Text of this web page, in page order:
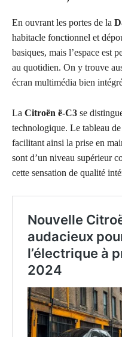
En ouvrant les portes de la
habitacle fonctionnel et
basiques, mais l’espace est
au quotidien. On y trouve
écran multimédia bien
La Citroën ë-C3 se
technologique. Le tableau
facilitant ainsi la prise en
sont d’un niveau supérieur
cette sensation de qualité